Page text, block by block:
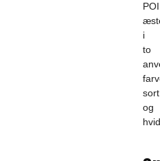
i
to
sort
og